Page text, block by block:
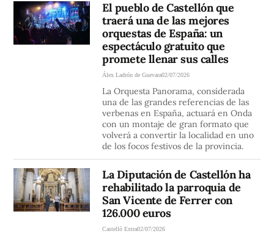
El pueblo de Castellón que
traerá una de las mejores
orquestas de España: un
espectáculo gratuito que
promete llenar sus calles
Álex Ladrón de Guevara02/07/2026
La Orquesta Panorama, considerada
una de las grandes referencias de las
verbenas en España, actuará en Onda
con un montaje de gran formato que
volverá a convertir la localidad en uno
de los focos festivos de la provincia.
La Diputación de Castellón ha
rehabilitado la parroquia de
San Vicente de Ferrer con
126.000 euros
Castelló Extra02/07/2026